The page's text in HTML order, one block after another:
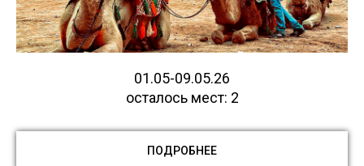
01.05-09.05.26
осталось мест: 2
ПОДРОБНЕЕ